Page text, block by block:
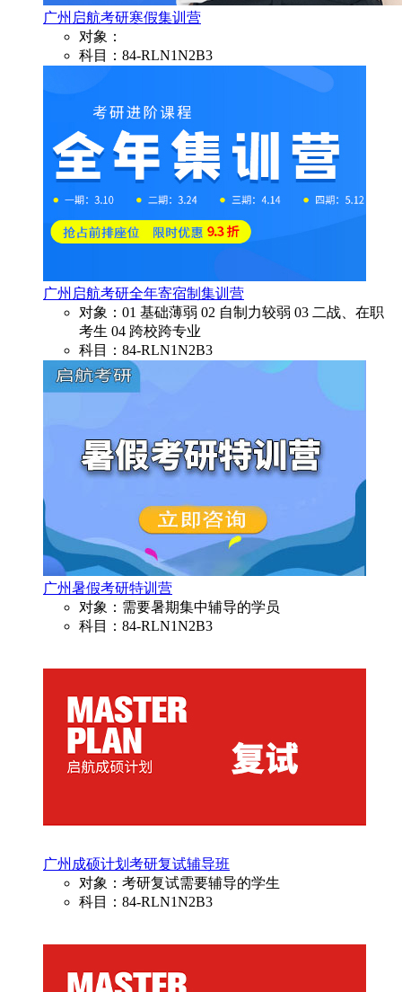
广州启航考研寒假集训营
对象：
科目：84-RLN1N2B3
广州启航考研全年寄宿制集训营
对象：01 基础薄弱 02 自制力较弱 03 二战、在职
考生 04 跨校跨专业
科目：84-RLN1N2B3
广州暑假考研特训营
对象：需要暑期集中辅导的学员
科目：84-RLN1N2B3
广州成硕计划考研复试辅导班
对象：考研复试需要辅导的学生
科目：84-RLN1N2B3